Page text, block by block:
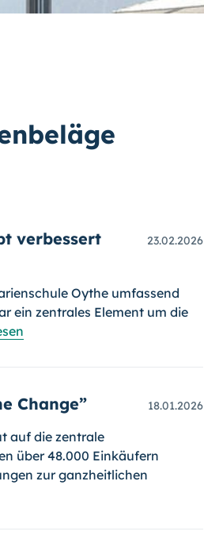
verbessert
23.02.2026
Oythe umfassend
ein zentrales Element um die
Change” 18.01.2026
auf die zentrale
über 48.000 Einkäufern
zur ganzheitlichen